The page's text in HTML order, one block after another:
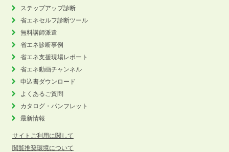
ステップアップ診断
省エネセルフ診断ツール
無料講師派遣
省エネ診断事例
省エネ支援現場レポート
省エネ動画チャンネル
申込書ダウンロード
よくあるご質問
カタログ・パンフレット
最新情報
サイトご利用に関して
閲覧推奨環境について